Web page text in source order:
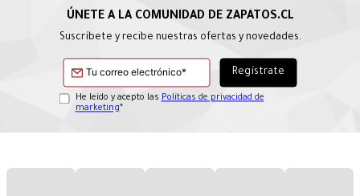
Suscríbete y recibe nuestras ofertas y novedades.
He leído y acepto las Políticas de privacidad de
marketing*